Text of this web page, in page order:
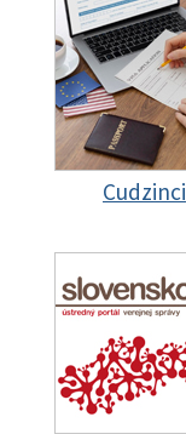
Cudzinci